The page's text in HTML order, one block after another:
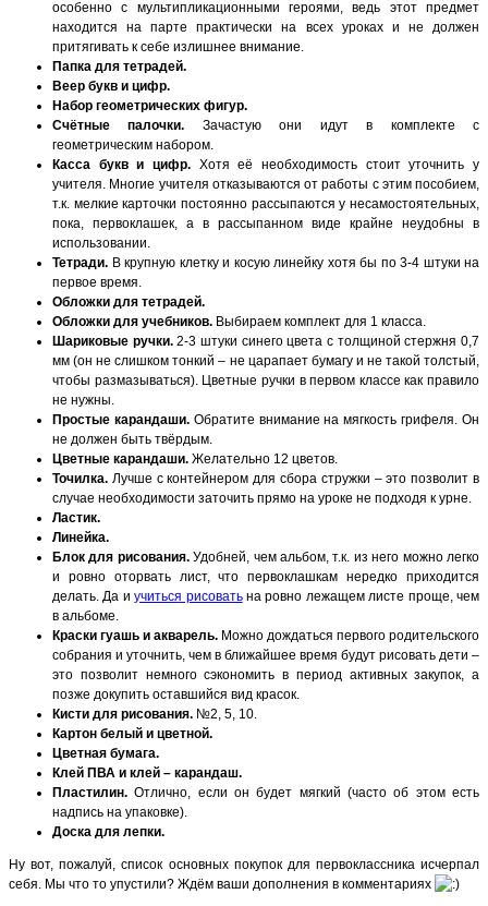
особенно с мультипликационными героями, ведь этот предмет
находится на парте практически на всех уроках и не должен
притягивать к себе излишнее внимание.
Папка для тетрадей.
Веер букв и цифр.
Набор геометрических фигур.
Счётные палочки. Зачастую они идут в комплекте с
геометрическим набором.
Касса букв и цифр. Хотя её необходимость стоит уточнить у
учителя. Многие учителя отказываются от работы с этим пособием,
т.к. мелкие карточки постоянно рассыпаются у несамостоятельных,
пока, первоклашек, а в рассыпанном виде крайне неудобны в
использовании.
Тетради. В крупную клетку и косую линейку хотя бы по 3-4 штуки на
первое время.
Обложки для тетрадей.
Обложки для учебников. Выбираем комплект для 1 класса.
Шариковые ручки.2-3 штуки синего цвета с толщиной стержня 0,7
мм (он не слишком тонкий – не царапает бумагу и не такой толстый,
чтобы размазываться). Цветные ручки в первом классе как правило
не нужны.
Простые карандаши.Обратите внимание на мягкость грифеля. Он
не должен быть твёрдым.
Цветные карандаши. Желательно 12 цветов.
Точилка. Лучше с контейнером для сбора стружки – это позволит в
случае необходимости заточить прямо на уроке не подходя к урне.
Ластик.
Линейка.
Блок для рисования.Удобней, чем альбом, т.к. из него можно легко
и ровно оторвать лист, что первоклашкам нередко приходится
делать. Да иучиться рисоватьна ровно лежащем листе проще, чем
в альбоме.
Краски гуашь и акварель. Можно дождаться первого родительского
собрания и уточнить, чем в ближайшее время будут рисовать дети –
это позволит немного сэкономить в период активных закупок, а
позже докупить оставшийся вид красок.
Кисти для рисования. №2, 5, 10.
Картон белый и цветной.
Цветная бумага.
Клей ПВА и клей – карандаш.
Пластилин.Отлично, если он будет мягкий (часто об этом есть
надпись на упаковке).
Доска для лепки.
Ну вот, пожалуй, список основных покупок для первоклассника исчерпал
себя. Мы что то упустили? Ждём ваши дополнения в комментариях